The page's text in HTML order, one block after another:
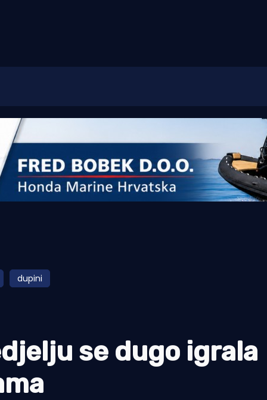
dupini
se dugo igrala